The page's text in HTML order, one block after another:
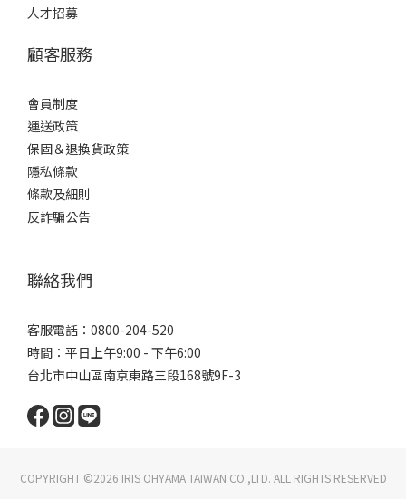
人才招募
顧客服務
會員制度
運送政策
保固＆退換貨政策
隱私條款
條款及細則
反詐騙公告
聯絡我們
客服電話：0800-204-520
時間：平日上午9:00 - 下午6:00
台北市中山區南京東路三段168號9F-3
COPYRIGHT ©2026 IRIS OHYAMA TAIWAN CO.,LTD. ALL RIGHTS RESERVED